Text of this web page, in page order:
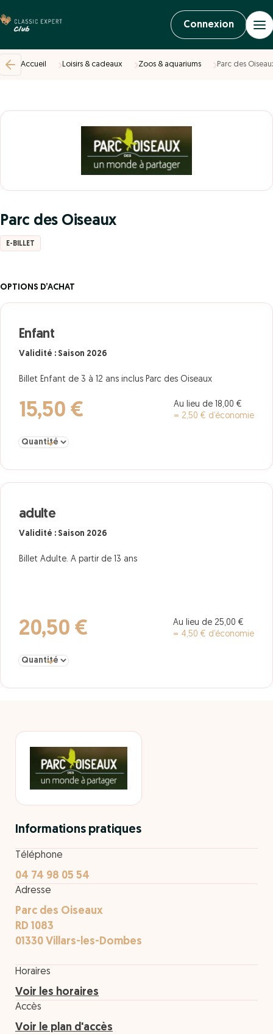
Connexion
Accueil Loisirs & cadeaux Zoos & aquariums Parc des
Parc des Oiseaux
E-BILLET
OPTIONS D’ACHAT
Enfant
Validité : Saison 2026
Billet Enfant de 3 à 12 ans inclus Parc des Oiseaux
15,50 €
Au lieu de 18,00 €
= 2,50 € d’économie
Sélectionner la quantité pour Enfant
adulte
Validité : Saison 2026
Billet Adulte. A partir de 13 ans
20,50 €
Au lieu de 25,00 €
= 4,50 € d’économie
Sélectionner la quantité pour adulte
Informations pratiques
Téléphone
04 74 98 05 54
Adresse
Parc des Oiseaux
RD 1083
01330 Villars-les-Dombes
Horaires
Voir les horaires
Accès
Voir le plan d'accès